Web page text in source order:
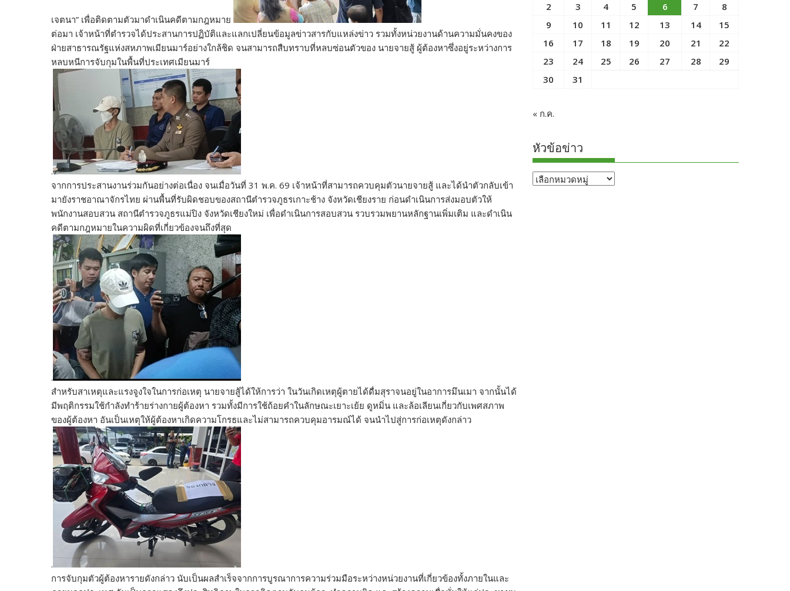
เจตนา” เพื่อติดตามตัวมาดำเนินคดีตามกฎหมาย
ต่อมา เจ้าหน้าที่ตำรวจได้ประสานการปฏิบัติและแลกเปลี่ยนข้อมูลข่าวสารกับแหล่งข่าว รวมทั้งหน่วยงานด้านความมั่นคงของ
ฝ่ายสาธารณรัฐแห่งสหภาพเมียนมาร์อย่างใกล้ชิด จนสามารถสืบทราบที่หลบซ่อนตัวของ นายจายสู้ ผู้ต้องหาซึ่งอยู่ระหว่างการ
หลบหนีการจับกุมในพื้นที่ประเทศเมียนมาร์
.
จากการประสานงานร่วมกันอย่างต่อเนื่อง จนเมื่อวันที่ 31 พ.ค. 69 เจ้าหน้าที่สามารถควบคุมตัวนายจายสู้ และได้นำตัวกลับเข้า
มายังราชอาณาจักรไทย ผ่านพื้นที่รับผิดชอบของสถานีตำรวจภูธรเกาะช้าง จังหวัดเชียงราย ก่อนดำเนินการส่งมอบตัวให้
พนักงานสอบสวน สถานีตำรวจภูธรแม่ปิง จังหวัดเชียงใหม่ เพื่อดำเนินการสอบสวน รวบรวมพยานหลักฐานเพิ่มเติม และดำเนิน
คดีตามกฎหมายในความผิดที่เกี่ยวข้องจนถึงที่สุด
.
สำหรับสาเหตุและแรงจูงใจในการก่อเหตุ นายจายสู้ได้ให้การว่า ในวันเกิดเหตุผู้ตายได้ดื่มสุราจนอยู่ในอาการมึนเมา จากนั้นได้
มีพฤติกรรมใช้กำลังทำร้ายร่างกายผู้ต้องหา รวมทั้งมีการใช้ถ้อยคำในลักษณะเยาะเย้ย ดูหมิ่น และล้อเลียนเกี่ยวกับเพศสภาพ
ของผู้ต้องหา อันเป็นเหตุให้ผู้ต้องหาเกิดความโกรธและไม่สามารถควบคุมอารมณ์ได้ จนนำไปสู่การก่อเหตุดังกล่าว
.
การจับกุมตัวผู้ต้องหารายดังกล่าว นับเป็นผลสำเร็จจากการบูรณาการความร่วมมือระหว่างหน่วยงานที่เกี่ยวข้องทั้งภายในและ
2
3 4 5 6 7
8
9
10 11 12 13 14
15
16
17 18 19 20 21
22
23
24 25 26 27 28
29
30
31
« ก.ค.
หัวข้อข่าว
หัวข้อ